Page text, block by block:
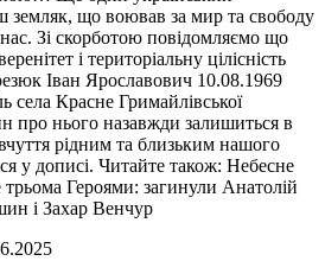
земляк, що воював за мир та свободу
Зі скорботою повідомляємо що
і територіальну цілісність
Іван Ярославович 10.08.1969
села Красне Гримайлівської
про нього назавжди залишиться в
рідним та близьким нашого
у дописі. Читайте також: Небесне
Героями: загинули Анатолій
і Захар Венчур